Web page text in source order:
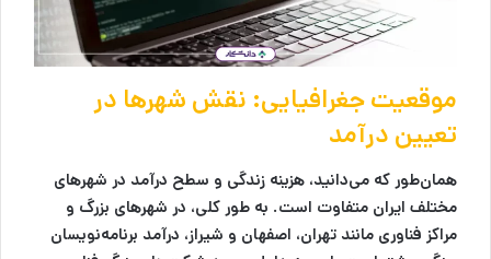
موقعیت جغرافیایی: نقش شهرها در
تعیین درآمد
همان‌طور که می‌دانید، هزینه زندگی و سطح درآمد در شهرهای
مختلف ایران متفاوت است. به طور کلی، در شهرهای بزرگ و
مراکز فناوری مانند تهران، اصفهان و شیراز، درآمد برنامه‌نویسان